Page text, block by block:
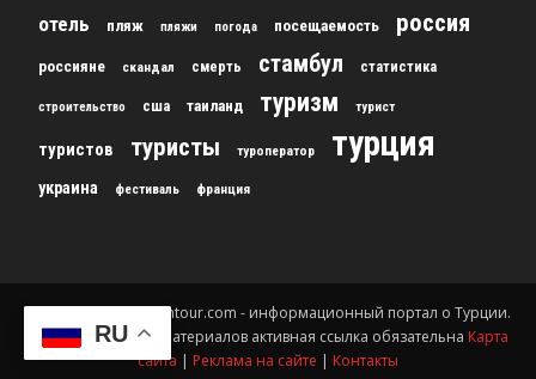
отель
пляж пляжи погода посещаемость россия
россияне скандал смерть стамбул статистика
строительство сша таиланд туризм турист
туристов туристы туроператор турция
украина фестиваль франция
© 2012-2024 gursesintour.com - информационный портал о Турции.
При копировании материалов активная ссылка обязательна Карта
сайта | Реклама на сайте | Контакты
RU